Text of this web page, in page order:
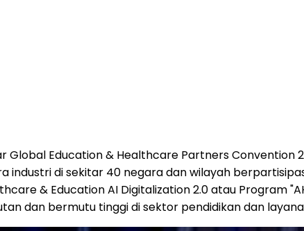
Global Education & Healthcare Partners Convention
industri di sekitar 40 negara dan wilayah
& Education AI Digitalization 2.0 atau Program
dan bermutu tinggi di sektor pendidikan dan